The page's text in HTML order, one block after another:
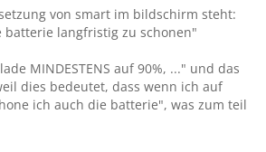
von smart im bildschirm steht:
batterie langfristig zu schonen"
MINDESTENS auf 90%, ..." und das
dies bedeutet, dass wenn ich auf
ich auch die batterie", was zum teil